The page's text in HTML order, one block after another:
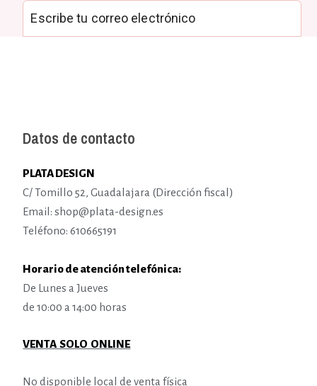
Datos de contacto
PLATA DESIGN
C/ Tomillo 52, Guadalajara (Dirección fiscal)
Email: shop@plata-design.es
Teléfono: 610665191
Horario de atención telefónica:
De Lunes a Jueves
de 10:00 a 14:00 horas
VENTA SOLO ONLINE
No disponible local de venta física